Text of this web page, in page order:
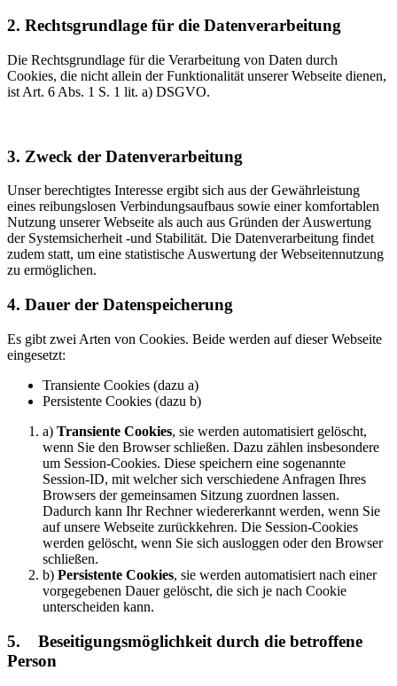
2. Rechtsgrundlage für die Datenverarbeitung
Die Rechtsgrundlage für die Verarbeitung von Daten durch
Cookies, die nicht allein der Funktionalität unserer Webseite dienen,
ist Art. 6 Abs. 1 S. 1 lit. a) DSGVO.
3. Zweck der Datenverarbeitung
Unser berechtigtes Interesse ergibt sich aus der Gewährleistung
eines reibungslosen Verbindungsaufbaus sowie einer komfortablen
Nutzung unserer Webseite als auch aus Gründen der Auswertung
der Systemsicherheit -und Stabilität. Die Datenverarbeitung findet
zudem statt, um eine statistische Auswertung der Webseitennutzung
zu ermöglichen.
4. Dauer der Datenspeicherung
Es gibt zwei Arten von Cookies. Beide werden auf dieser Webseite
eingesetzt:
Transiente Cookies (dazu a)
Persistente Cookies (dazu b)
a) Transiente Cookies, sie werden automatisiert gelöscht,
wenn Sie den Browser schließen. Dazu zählen insbesondere
um Session-Cookies. Diese speichern eine sogenannte
Session-ID, mit welcher sich verschiedene Anfragen Ihres
Browsers der gemeinsamen Sitzung zuordnen lassen.
Dadurch kann Ihr Rechner wiedererkannt werden, wenn Sie
auf unsere Webseite zurückkehren. Die Session-Cookies
werden gelöscht, wenn Sie sich ausloggen oder den Browser
schließen.
b) Persistente Cookies, sie werden automatisiert nach einer
vorgegebenen Dauer gelöscht, die sich je nach Cookie
unterscheiden kann.
5. Beseitigungsmöglichkeit durch die betroffene
Person